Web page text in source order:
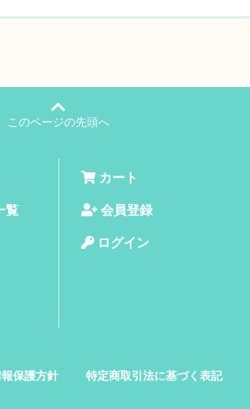
このページの先頭へ
覧
カート
会員登録
ログイン
保護方針 特定商取引法に基づく表記